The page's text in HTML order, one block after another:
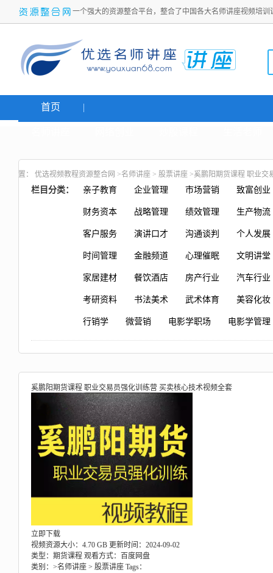
一个强大的资源整合平台，整合了中国各大名师讲座视频培
首页
置： 优选视频教程资源整合网 >名师讲座 > 股票讲座 >奚鹏阳期货课程 职业交
栏目分类： 亲子教育 企业管理 市场营销 致富创业
财务资本 战略管理 绩效管理 生产物流
客户服务 演讲口才 沟通谈判 个人发展
时间管理 金融频道 心理催眠 文明讲堂
家居建材 餐饮酒店 房产行业 汽车行业
考研资料 书法美术 武术体育 美容化妆
行销学 微营销 电影学职场 电影学管理
奚鹏阳期货课程 职业交易员强化训练营 买卖核心技术视频全套
立即下载
视频资源大小：4.70 GB 更新时间：2024-09-02
类型：期货课程 观看方式：百度网盘
类别：>名师讲座 > 股票讲座 Tags：